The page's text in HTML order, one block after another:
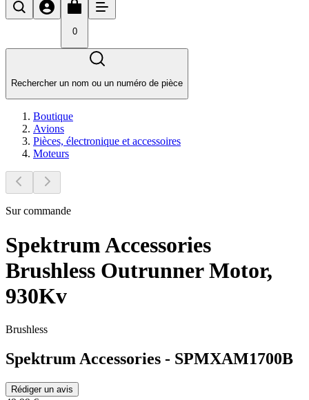
0
Rechercher un nom ou un numéro de pièce
Boutique
Avions
Pièces, électronique et accessoires
Moteurs
Sur commande
Spektrum Accessories
Brushless Outrunner Motor,
930Kv
Brushless
Spektrum Accessories - SPMXAM1700B
Rédiger un avis